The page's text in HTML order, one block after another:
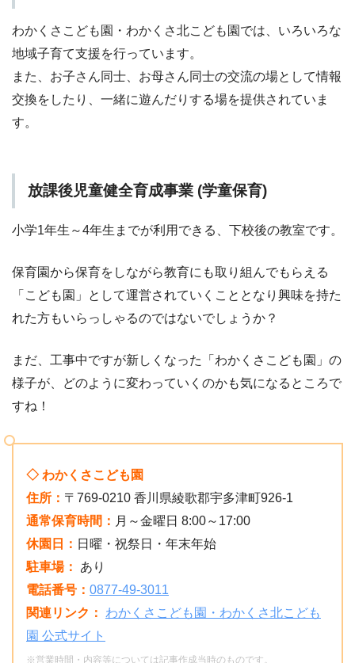
わかくさこども園・わかくさ北こども園では、いろいろな
地域子育て支援を行っています。
また、お子さん同士、お母さん同士の交流の場として情報
交換をしたり、一緒に遊んだりする場を提供されていま
す。
放課後児童健全育成事業 (学童保育)
小学1年生～4年生までが利用できる、下校後の教室です。
保育園から保育をしながら教育にも取り組んでもらえる
「こども園」として運営されていくこととなり興味を持た
れた方もいらっしゃるのではないでしょうか？
まだ、工事中ですが新しくなった「わかくさこども園」の
様子が、どのように変わっていくのかも気になるところで
すね！
◇ わかくさこども園
住所： 〒769-0210 香川県綾歌郡宇多津町926-1
通常保育時間： 月～金曜日 8:00～17:00
休園日： 日曜・祝祭日・年末年始
駐車場：
あり
電話番号： 0877-49-3011
関連リンク：
わかくさこども園・わかくさ北こども
園 公式サイト
※営業時間・内容等については記事作成当時のものです。